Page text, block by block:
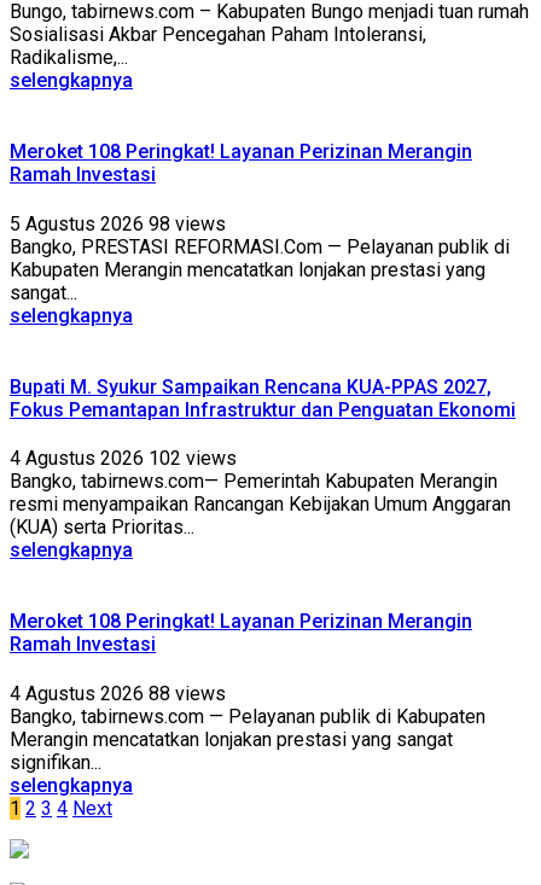
Bungo, tabirnews.com – Kabupaten Bungo menjadi tuan rumah
Sosialisasi Akbar Pencegahan Paham Intoleransi,
Radikalisme,...
selengkapnya
Meroket 108 Peringkat! Layanan Perizinan Merangin
Ramah Investasi
5 Agustus 2026 98 views
Bangko, PRESTASI REFORMASI.Com — Pelayanan publik di
Kabupaten Merangin mencatatkan lonjakan prestasi yang
sangat...
selengkapnya
Bupati M. Syukur Sampaikan Rencana KUA-PPAS 2027,
Fokus Pemantapan Infrastruktur dan Penguatan Ekonomi
4 Agustus 2026 102 views
Bangko, tabirnews.com— Pemerintah Kabupaten Merangin
resmi menyampaikan Rancangan Kebijakan Umum Anggaran
(KUA) serta Prioritas...
selengkapnya
Meroket 108 Peringkat! Layanan Perizinan Merangin
Ramah Investasi
4 Agustus 2026 88 views
Bangko, tabirnews.com — Pelayanan publik di Kabupaten
Merangin mencatatkan lonjakan prestasi yang sangat
signifikan...
selengkapnya
Paginasi
pos
1 2 3 4 Next